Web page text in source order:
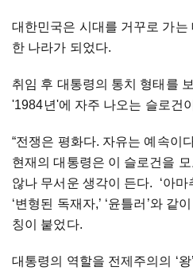
대한민국은 시대를 거꾸로 가는
한 나라가 되었다.
취임 후 대통령의 통치 형태를
'1984년'에 자주 나오는 슬로건
“전쟁은 평화다. 자유는 예속이
현재의 대통령은 이 슬로건을
않나 무서운 생각이 든다. ‘아마
‘변형된 독재자,’ ‘윤틀러’와 같
칭이 붙었다.
대통령의 역할을 전제주의의 ‘